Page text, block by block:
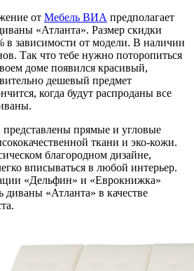
от Мебель ВИА предполагает
«Атланта». Размер скидки
в зависимости от модели. В наличии
Так что тебе нужно поторопиться
доме появился красивый,
дешевый предмет
когда будут распроданы все
прямые и угловые
ткани и эко-кожи.
благородном дизайне,
вписываться в любой интерьер.
«Дельфин» и «Еврокнижка»
диваны «Атланта» в качестве